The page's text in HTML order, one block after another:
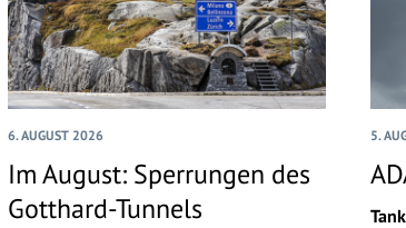
6. AUGUST 2026
Im August: Sperrungen des
Gotthard-Tunnels
5.